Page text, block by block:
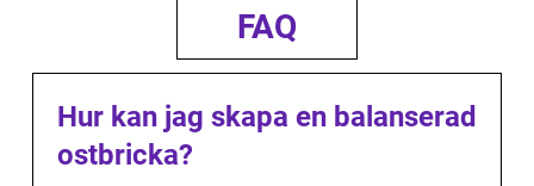
FAQ
Hur kan jag skapa en balanserad
ostbricka?